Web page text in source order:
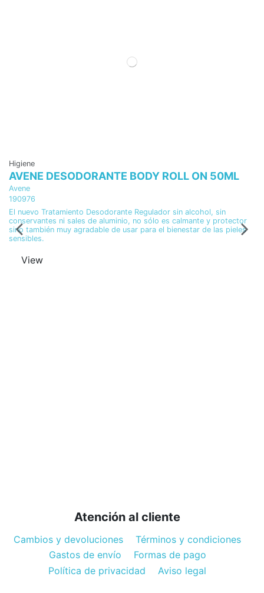
Higiene
AVENE DESODORANTE BODY ROLL ON 50ML
Avene
190976
El nuevo Tratamiento Desodorante Regulador sin alcohol, sin
conservantes ni sales de aluminio, no sólo es calmante y protector
sino también muy agradable de usar para el bienestar de las pieles
sensibles.
View
Atención al cliente
Cambios y devoluciones
Términos y condiciones
Gastos de envío
Formas de pago
Política de privacidad
Aviso legal